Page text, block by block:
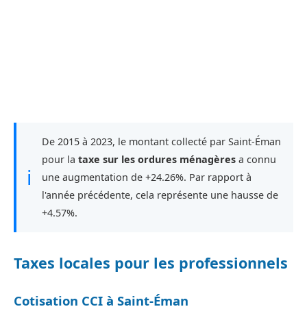
ℹ
De 2015 à 2023, le montant collecté par Saint-Éman
pour la taxe sur les ordures ménagères a connu
une augmentation de +24.26%. Par rapport à
l'année précédente, cela représente une hausse de
+4.57%.
Taxes locales pour les professionnels
Cotisation CCI à Saint-Éman